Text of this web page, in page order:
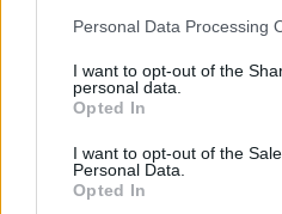
Personal Data Processing
I want to opt-out of the
personal data.
Opted In
I want to opt-out of the
Personal Data.
Opted In
kārtojums ir zeltaini
Ātrā maltās gaļas musaka